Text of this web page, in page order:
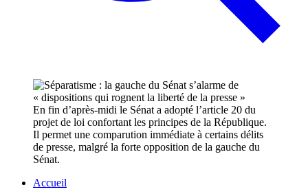
En fin d’après-midi le Sénat a adopté l’article 20 du
projet de loi confortant les principes de la République.
Il permet une comparution immédiate à certains délits
de presse, malgré la forte opposition de la gauche du
Sénat.
Accueil